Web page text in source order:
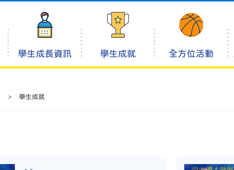
學生成長資訊 學生成就 全方位活動
> 學生成就